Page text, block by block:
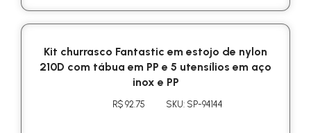
Kit churrasco Fantastic em estojo de nylon
210D com tábua em PP e 5 utensílios em aço
inox e PP
R$ 92.75 SKU: SP-94144